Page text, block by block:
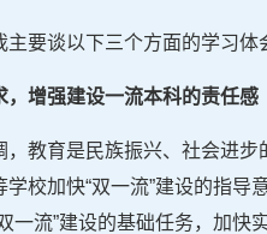
要谈以下三个方面的学习体
，增强建设一流本科的责任感
，教育是民族振兴、社会进
校加快“双一流”建设的指
一流”建设的基础任务，加快